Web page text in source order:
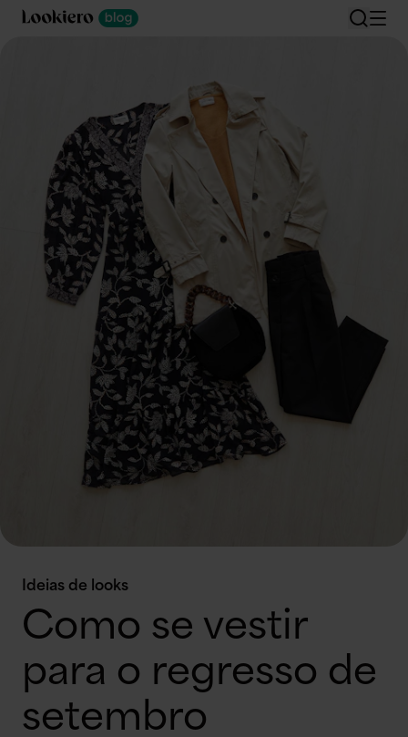
Ideias de looks
Como se vestir
para o regresso de
setembro